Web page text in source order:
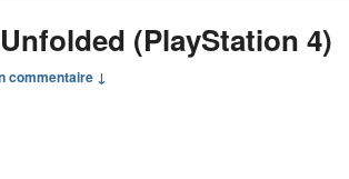
(PlayStation 4)
commentaire ↓